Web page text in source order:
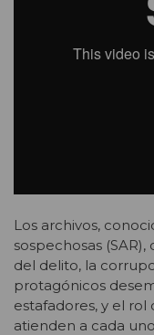
Los archivos,
sospechosas
del delito, la
protagónicos
estafadores, y el
atienden a cada